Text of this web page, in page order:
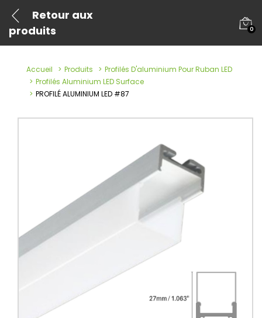
Retour aux
produits
0
Accueil Produits
Profilés D'aluminium Pour Ruban LED
Profilés Aluminium LED Surface
PROFILÉ ALUMINIUM LED #87